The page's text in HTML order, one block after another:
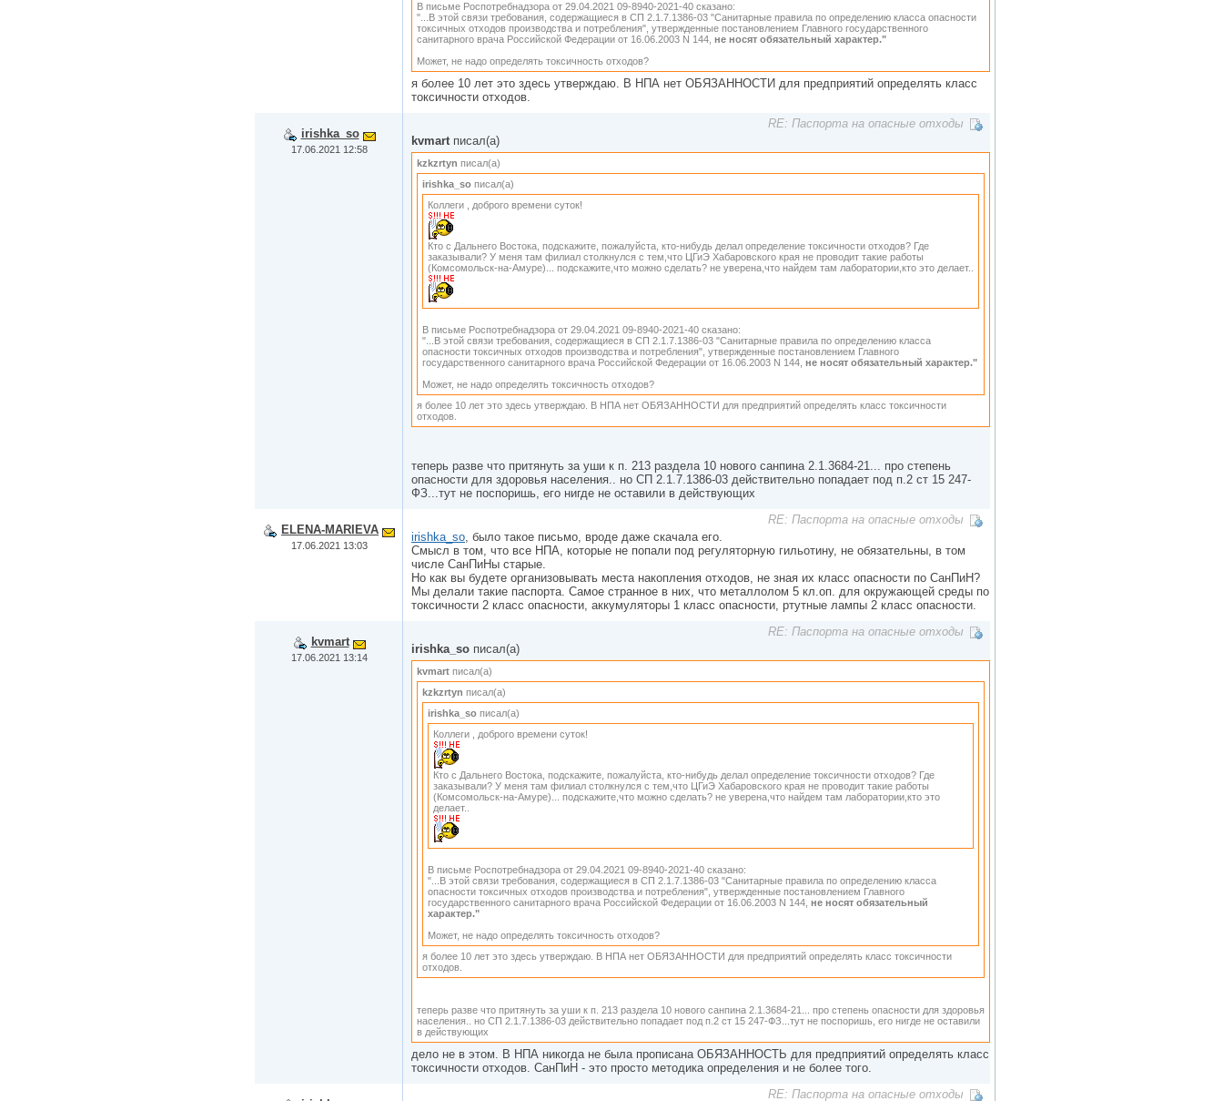
В письме Роспотребнадзора от 29.04.2021 09-8940-2021-40 сказано:
"...В этой связи требования, содержащиеся в СП 2.1.7.1386-03 "Санитарные правила по определению класса опасности
токсичных отходов производства и потребления", утвержденные постановлением Главного государственного
санитарного врача Российской Федерации от 16.06.2003 N 144, не носят обязательный характер."
Может, не надо определять токсичность отходов?
я более 10 лет это здесь утверждаю. В НПА нет ОБЯЗАННОСТИ для предприятий определять класс
токсичности отходов.
irishka_so
17.06.2021 12:58
RE: Паспорта на опасные отходы
kvmartписал(а)
kzkzrtyn писал(а)
irishka_so писал(а)
Коллеги , доброго времени суток!
Кто с Дальнего Востока, подскажите, пожалуйста, кто-нибудь делал определение токсичности отходов? Где
заказывали? У меня там филиал столкнулся с тем,что ЦГиЭ Хабаровского края не проводит такие работы
(Комсомольск-на-Амуре)... подскажите,что можно сделать? не уверена,что найдем там лаборатории,кто это делает..
В письме Роспотребнадзора от 29.04.2021 09-8940-2021-40 сказано:
"...В этой связи требования, содержащиеся в СП 2.1.7.1386-03 "Санитарные правила по определению класса
опасности токсичных отходов производства и потребления", утвержденные постановлением Главного
государственного санитарного врача Российской Федерации от 16.06.2003 N 144, не носят обязательный характер."
Может, не надо определять токсичность отходов?
я более 10 лет это здесь утверждаю. В НПА нет ОБЯЗАННОСТИ для предприятий определять класс токсичности
отходов.
теперь разве что притянуть за уши к п. 213 раздела 10 нового санпина 2.1.3684-21... про степень
опасности для здоровья населения.. но СП 2.1.7.1386-03 действительно попадает под п.2 ст 15 247-
ФЗ...тут не поспоришь, его нигде не оставили в действующих
ELENA-MARIEVA
17.06.2021 13:03
RE: Паспорта на опасные отходы
irishka_so, было такое письмо, вроде даже скачала его.
Смысл в том, что все НПА, которые не попали под регуляторную гильотину, не обязательны, в том
числе СанПиНы старые.
Но как вы будете организовывать места накопления отходов, не зная их класс опасности по СанПиН?
Мы делали такие паспорта. Самое странное в них, что металлолом 5 кл.оп. для окружающей среды по
токсичности 2 класс опасности, аккумуляторы 1 класс опасности, ртутные лампы 2 класс опасности.
kvmart
17.06.2021 13:14
RE: Паспорта на опасные отходы
irishka_so писал(а)
kvmart писал(а)
kzkzrtyn писал(а)
irishka_so писал(а)
Коллеги , доброго времени суток!
Кто с Дальнего Востока, подскажите, пожалуйста, кто-нибудь делал определение токсичности отходов? Где
заказывали? У меня там филиал столкнулся с тем,что ЦГиЭ Хабаровского края не проводит такие работы
(Комсомольск-на-Амуре)... подскажите,что можно сделать? не уверена,что найдем там лаборатории,кто это
делает..
В письме Роспотребнадзора от 29.04.2021 09-8940-2021-40 сказано:
"...В этой связи требования, содержащиеся в СП 2.1.7.1386-03 "Санитарные правила по определению класса
опасности токсичных отходов производства и потребления", утвержденные постановлением Главного
государственного санитарного врача Российской Федерации от 16.06.2003 N 144, не носят обязательный
характер."
Может, не надо определять токсичность отходов?
я более 10 лет это здесь утверждаю. В НПА нет ОБЯЗАННОСТИ для предприятий определять класс токсичности
отходов.
теперь разве что притянуть за уши к п. 213 раздела 10 нового санпина 2.1.3684-21... про степень опасности для здоровья
населения.. но СП 2.1.7.1386-03 действительно попадает под п.2 ст 15 247-ФЗ...тут не поспоришь, его нигде не оставили
в действующих
дело не в этом. В НПА никогда не была прописана ОБЯЗАННОСТЬ для предприятий определять класс
токсичности отходов. СанПиН - это просто методика определения и не более того.
RE: Паспорта на опасные отходы